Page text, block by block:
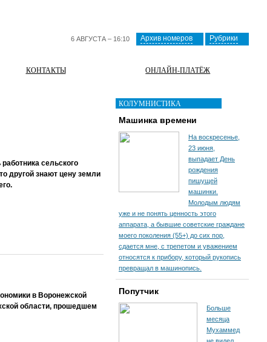
6 АВГУСТА – 16:10 Архив номеров Рубрики
КОНТАКТЫ ОНЛАЙН-ПЛАТЁЖ
сельского
другой знают цену земли
в Воронежской
области, прошедшем
КОЛУМНИСТИКА
Машинка времени
На воскресенье,
23 июня,
выпадает День
рождения
пишущей
машинки.
Молодым людям
уже и не понять ценность этого
аппарата, а бывшие советские граждане
моего поколения (55+) до сих пор,
сдается мне, с трепетом и уважением
относятся к прибору, который рукопись
превращал в машинопись.
Попутчик
Больше
месяца
Мухаммед